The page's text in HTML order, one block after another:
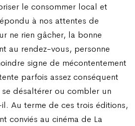
le consommer local et
à nos attentes de
ne rien gâcher, la bonne
au rendez-vous, personne
signe de mécontentement
parfois assez conséquent
désaltérer ou combler un
Au terme de ces trois éditions,
conviés au cinéma de La